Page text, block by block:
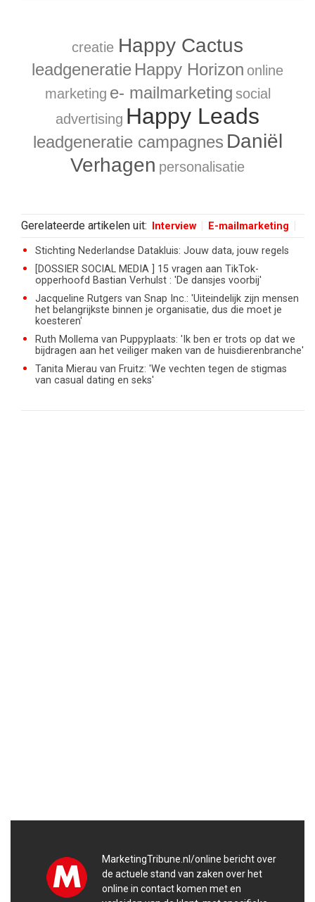
creatie Happy Cactus
leadgeneratie Happy Horizon online
marketing e- mailmarketing social
advertising Happy Leads
leadgeneratie campagnes Daniël
Verhagen personalisatie
Gerelateerde artikelen uit: Interview E-mailmarketing
Stichting Nederlandse Datakluis: Jouw data, jouw regels
[DOSSIER SOCIAL MEDIA ] 15 vragen aan TikTok-
opperhoofd Bastian Verhulst : 'De dansjes voorbij'
Jacqueline Rutgers van Snap Inc.: 'Uiteindelijk zijn mensen
het belangrijkste binnen je organisatie, dus die moet je
koesteren'
Ruth Mollema van Puppyplaats: 'Ik ben er trots op dat we
bijdragen aan het veiliger maken van de huisdierenbranche'
Tanita Mierau van Fruitz: 'We vechten tegen de stigmas
van casual dating en seks'
MarketingTribune.nl/online bericht over
de actuele stand van zaken over het
online in contact komen met en